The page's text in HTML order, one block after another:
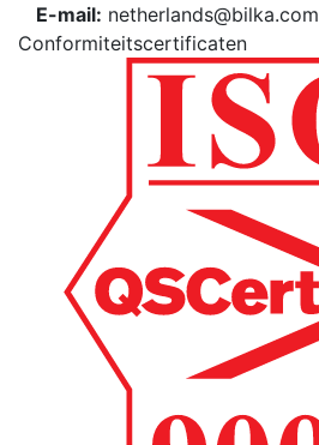
E-mail: netherlands@bilka.com
Conformiteitscertificaten